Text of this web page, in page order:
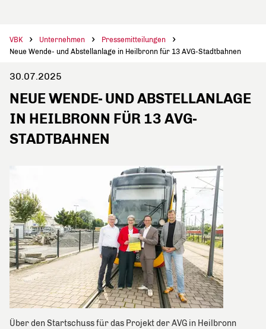
VBK Unternehmen
Pressemitteilungen
Neue Wende- und Abstellanlage in Heilbronn für 13 AVG-Stadtbahnen
30.07.2025
NEUE WENDE- UND ABSTELLANLAGE
IN HEILBRONN FÜR 13 AVG-
STADTBAHNEN
Über den Startschuss für das Projekt der AVG in Heilbronn